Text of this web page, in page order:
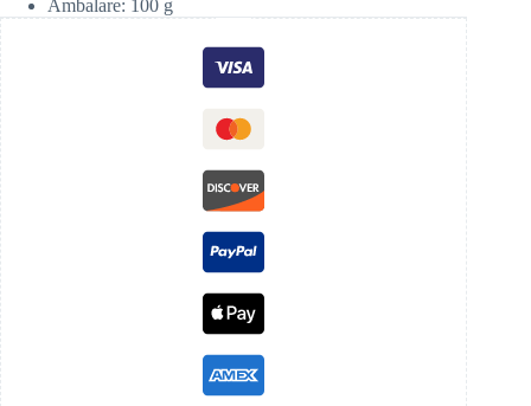
Ambalare: 100 g